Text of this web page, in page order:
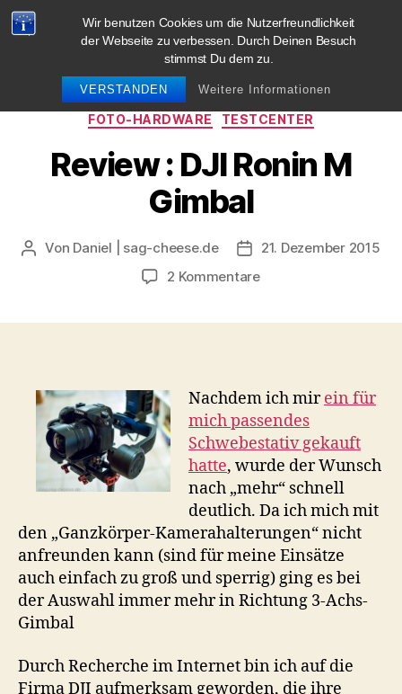
Wir benutzen Cookies um die Nutzerfreundlichkeit
der Webseite zu verbessen. Durch Deinen Besuch
stimmst Du dem zu.
VERSTANDEN Weitere Informationen
blog.sag-cheese.de
Kategorien
FOTO-HARDWARE TESTCENTER
Review : DJI Ronin M
Gimbal
Beitragsautor
Von Daniel | sag-cheese.de Beitragsdatum
21. Dezember 2015
2 Kommentarezu
Gimbal
Nachdem ich mirein für
mich passendes
Schwebestativ gekauft
hatte, wurde der Wunsch
nach „mehr“ schnell
deutlich. Da ich mich mit
den „Ganzkörper-Kamerahalterungen“ nicht
anfreunden kann (sind für meine Einsätze
auch einfach zu groß und sperrig) ging es bei
der Auswahl immer mehr in Richtung 3-Achs-
Gimbal
Durch Recherche im Internet bin ich auf die
Firma DJI aufmerksam geworden, die ihre